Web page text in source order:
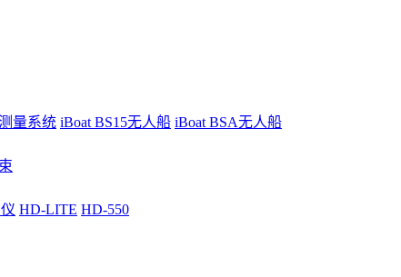
量系统 iBoat BS15无人船 iBoat BSA无人船
HD-LITE HD-550